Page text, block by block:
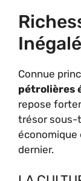
Connue
pétrolières
repose
trésor sous-
économique
dernier.